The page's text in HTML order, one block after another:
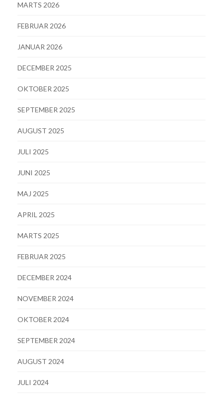
MARTS 2026
FEBRUAR 2026
JANUAR 2026
DECEMBER 2025
OKTOBER 2025
SEPTEMBER 2025
AUGUST 2025
JULI 2025
JUNI 2025
MAJ 2025
APRIL 2025
MARTS 2025
FEBRUAR 2025
DECEMBER 2024
NOVEMBER 2024
OKTOBER 2024
SEPTEMBER 2024
AUGUST 2024
JULI 2024